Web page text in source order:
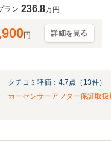
ラン 236.8万円
円 詳細を見る
クチコミ評価： 4.7点（ 13件）
カーセンサーアフター保証取扱